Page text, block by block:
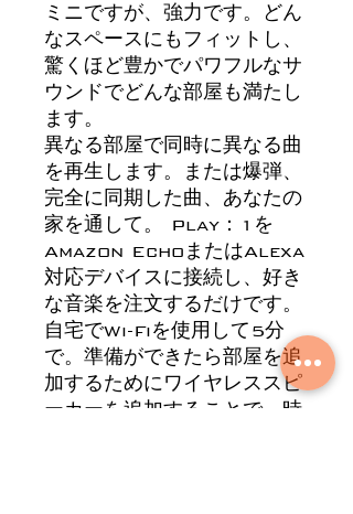
ミニですが、強力です。どん
なスペースにもフィットし、
驚くほど豊かでパワフルなサ
ウンドでどんな部屋も満たし
ます。
異なる部屋で同時に異なる曲
を再生します。または爆弾、
完全に同期した曲、あなたの
家を通して。 Play：1を
Amazon EchoまたはAlexa
対応デバイスに接続し、好き
な音楽を注文するだけです。
自宅でWi-Fiを使用して5分
で。準備ができたら部屋を追
加するためにワイヤレススピ
ーカーを追加することで、時